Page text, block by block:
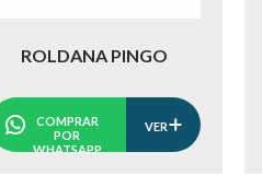
ROLDANA PINGO
COMPRAR
POR
WHATSAPP
VER